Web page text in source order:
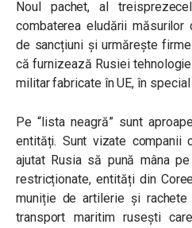
Noul pachet, al
combaterea eludării
de sancțiuni și urmărește
că furnizează Rusiei
militar fabricate în UE, în
Pe “lista neagră” sunt
entități. Sunt vizate companii
ajutat Rusia să pună mâna
restricționate, entități din
muniție de artilerie și
transport maritim rusești